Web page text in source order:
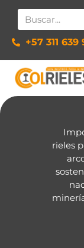
+57 311 639
rieles